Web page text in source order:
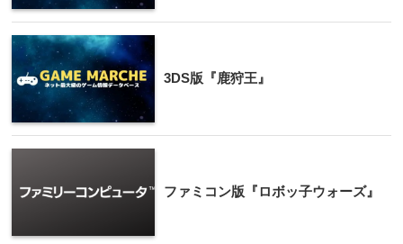
3DS版『鹿狩王』
ファミコン版『ロボッ子ウォーズ』